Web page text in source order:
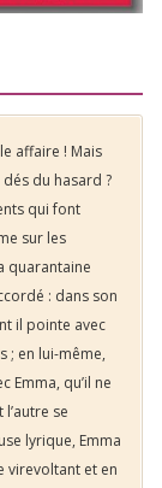
affaire ! Mais
du hasard ?
qui font
sur les
quarantaine
: dans son
il pointe avec
; en lui-même,
Emma, qu’il ne
se
lyrique, Emma
virevoltant et en